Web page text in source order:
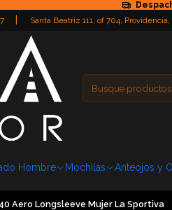
Santa Beatriz 111, of 704, Providencia,
Hombre Mochilas Anteojos y
Aero Longsleeve Mujer La Sportiva